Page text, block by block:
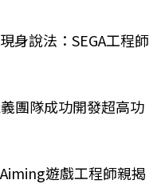
身說法：SEGA工程師
團隊成功開發超高功
遊戲工程師親揭